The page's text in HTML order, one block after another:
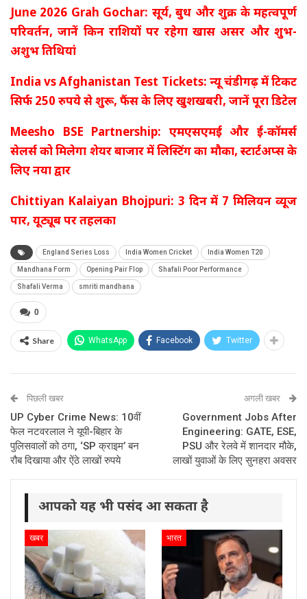
June 2026 Grah Gochar: सूर्य, बुध और शुक्र के महत्वपूर्ण
परिवर्तन, जानें किन राशियों पर रहेगा खास असर और शुभ-
अशुभ तिथियां
India vs Afghanistan Test Tickets: न्यू चंडीगढ़ में टिकट
सिर्फ 250 रुपये से शुरू, फैंस के लिए खुशखबरी, जानें पूरा डिटेल
Meesho BSE Partnership: एमएसएमई और ई-कॉमर्स
सेलर्स को मिलेगा शेयर बाजार में लिस्टिंग का मौका, स्टार्टअप्स के
लिए नया द्वार
Chittiyan Kalaiyan Bhojpuri: 3 दिन में 7 मिलियन व्यूज
पार, यूट्यूब पर तहलका
England Series Loss India Women Cricket India Women T20
Mandhana Form Opening Pair Flop Shafali Poor Performance
Shafali Verma smriti mandhana
0
Share WhatsApp Facebook Twitter
पिछली खबर
UP Cyber Crime News: 10वीं
फेल नटवरलाल ने यूपी-बिहार के
पुलिसवालों को ठगा, ‘SP क्राइम’ बन
रौब दिखाया और ऐंठे लाखों रुपये
अगली खबर
Government Jobs After
Engineering: GATE, ESE,
PSU और रेलवे में शानदार मौके,
लाखों युवाओं के लिए सुनहरा अवसर
आपको यह भी पसंद आ सकता है
खबर भारत